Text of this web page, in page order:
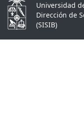
Universidad
Dirección de
(SISIB)